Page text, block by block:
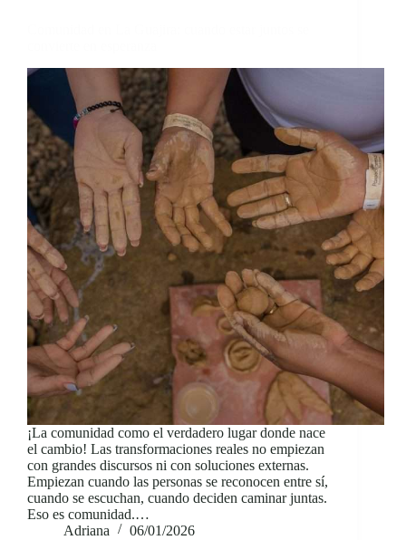
¡La comunidad como el verdadero lugar donde nace
el cambio! Las transformaciones reales no empiezan
con grandes discursos ni con soluciones externas.
Empiezan cuando las personas se reconocen entre sí,
cuando se escuchan, cuando deciden caminar juntas.
Eso es comunidad.…
Adriana
06/01/2026